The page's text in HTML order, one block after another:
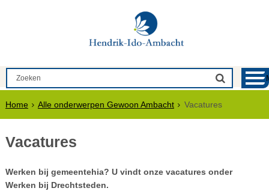
Home Alle onderwerpen Gewoon Ambacht Vacatures
Vacatures
Werken bij gemeentehia? U vindt onze vacatures onder
Werken bij Drechtsteden.